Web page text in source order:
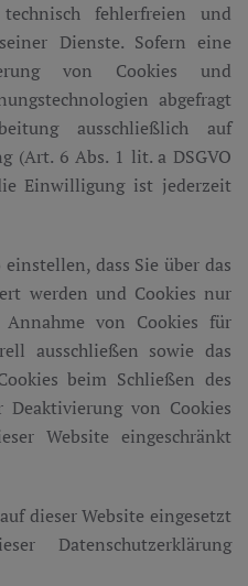
fehlerfreien und
Dienste. Sofern eine
von Cookies und
abgefragt
ausschließlich auf
(Art. 6 Abs. 1 lit. a DSGVO
Einwilligung ist jederzeit
dass Sie über das
werden und Cookies nur
von Cookies für
ausschließen sowie das
beim Schließen des
von Cookies
Website eingeschränkt
dieser Website eingesetzt
Datenschutzerklärung